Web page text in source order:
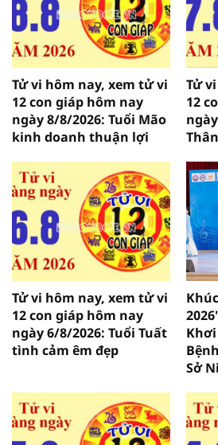
Tử vi hôm nay, xem tử vi
12 con giáp hôm nay
ngày 8/8/2026: Tuổi Mão
kinh doanh thuận lợi
Tử
12
Tử vi hôm nay, xem tử vi
12 con giáp hôm nay
ngày 6/8/2026: Tuổi Tuất
tình cảm êm đẹp
Khơi
Sở